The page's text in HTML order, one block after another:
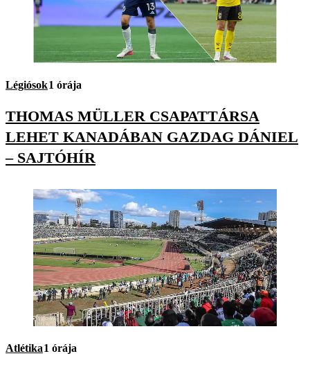
Légiósok1 órája
THOMAS MÜLLER CSAPATTÁRSA
LEHET KANADÁBAN GAZDAG DÁNIEL
– SAJTÓHÍR
Atlétika1 órája